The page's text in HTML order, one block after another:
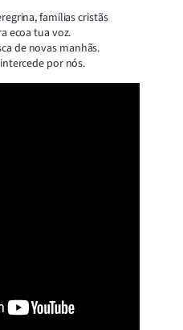
famílias cristãs
ecoa tua voz.
de novas manhãs.
por nós.